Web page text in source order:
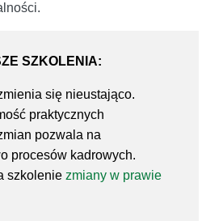
SZKOLENIA:
się nieustająco.
praktycznych
pozwala na
procesów kadrowych.
szkolenie zmiany w prawie